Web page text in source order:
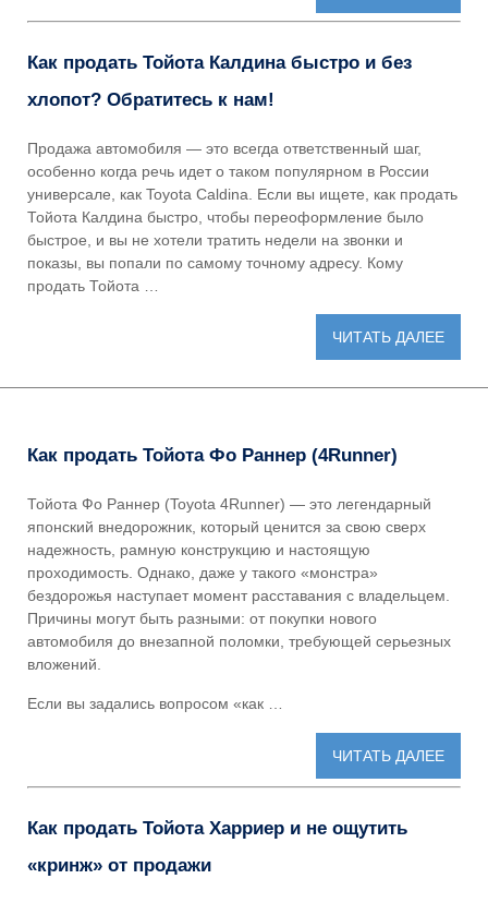
Как продать Тойота Калдина быстро и без
хлопот? Обратитесь к нам!
Продажа автомобиля — это всегда ответственный шаг,
особенно когда речь идет о таком популярном в России
универсале, как Toyota Caldina. Если вы ищете, как продать
Тойота Калдина быстро, чтобы переоформление было
быстрое, и вы не хотели тратить недели на звонки и
показы, вы попали по самому точному адресу. Кому
продать Тойота …
ЧИТАТЬ ДАЛЕЕ
Как продать Тойота Фо Раннер (4Runner)
Тойота Фо Раннер (Toyota 4Runner) — это легендарный
японский внедорожник, который ценится за свою сверх
надежность, рамную конструкцию и настоящую
проходимость. Однако, даже у такого «монстра»
бездорожья наступает момент расставания с владельцем.
Причины могут быть разными: от покупки нового
автомобиля до внезапной поломки, требующей серьезных
вложений.
Если вы задались вопросом «как …
ЧИТАТЬ ДАЛЕЕ
Как продать Тойота Харриер и не ощутить
«кринж» от продажи